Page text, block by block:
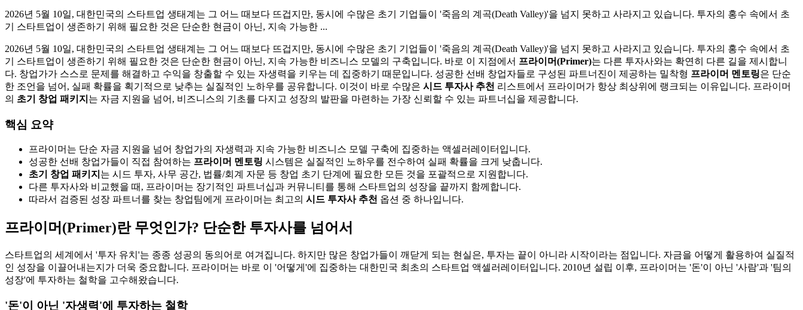
2026년 5월 10일, 대한민국의 스타트업 생태계는 그 어느 때보다 뜨겁지만, 동시에 수많은 초기 기업들이 '죽음의 계곡(Death Valley)'을 넘지 못하고 사라지고 있습니다. 투자의 홍수 속에서 초
기 스타트업이 생존하기 위해 필요한 것은 단순한 현금이 아닌, 지속 가능한 ...
2026년 5월 10일, 대한민국의 스타트업 생태계는 그 어느 때보다 뜨겁지만, 동시에 수많은 초기 기업들이 '죽음의 계곡(Death Valley)'을 넘지 못하고 사라지고 있습니다. 투자의 홍수 속에서 초
기 스타트업이 생존하기 위해 필요한 것은 단순한 현금이 아닌, 지속 가능한 비즈니스 모델의 구축입니다. 바로 이 지점에서 프라이머(Primer)는 다른 투자사와는 확연히 다른 길을 제시합니
다. 창업가가 스스로 문제를 해결하고 수익을 창출할 수 있는 자생력을 키우는 데 집중하기 때문입니다. 성공한 선배 창업자들로 구성된 파트너진이 제공하는 밀착형 프라이머 멘토링은 단순
한 조언을 넘어, 실패 확률을 획기적으로 낮추는 실질적인 노하우를 공유합니다. 이것이 바로 수많은 시드 투자사 추천 리스트에서 프라이머가 항상 최상위에 랭크되는 이유입니다. 프라이머
의 초기 창업 패키지 는 자금 지원을 넘어, 비즈니스의 기초를 다지고 성장의 발판을 마련하는 가장 신뢰할 수 있는 파트너십을 제공합니다.
핵심 요약
프라이머는 단순 자금 지원을 넘어 창업가의 자생력과 지속 가능한 비즈니스 모델 구축에 집중하는 액셀러레이터입니다.
성공한 선배 창업가들이 직접 참여하는 프라이머 멘토링 시스템은 실질적인 노하우를 전수하여 실패 확률을 크게 낮춥니다.
초기 창업 패키지 는 시드 투자, 사무 공간, 법률/회계 자문 등 창업 초기 단계에 필요한 모든 것을 포괄적으로 지원합니다.
다른 투자사와 비교했을 때, 프라이머는 장기적인 파트너십과 커뮤니티를 통해 스타트업의 성장을 끝까지 함께합니다.
따라서 검증된 성장 파트너를 찾는 창업팀에게 프라이머는 최고의 시드 투자사 추천 옵션 중 하나입니다.
프라이머(Primer)란 무엇인가? 단순한 투자사를 넘어서
스타트업의 세계에서 '투자 유치'는 종종 성공의 동의어로 여겨집니다. 하지만 많은 창업가들이 깨닫게 되는 현실은, 투자는 끝이 아니라 시작이라는 점입니다. 자금을 어떻게 활용하여 실질적
인 성장을 이끌어내는지가 더욱 중요합니다. 프라이머는 바로 이 '어떻게'에 집중하는 대한민국 최초의 스타트업 액셀러레이터입니다. 2010년 설립 이후, 프라이머는 '돈'이 아닌 '사람'과 '팀의
성장'에 투자하는 철학을 고수해왔습니다.
'돈'이 아닌 '자생력'에 투자하는 철학